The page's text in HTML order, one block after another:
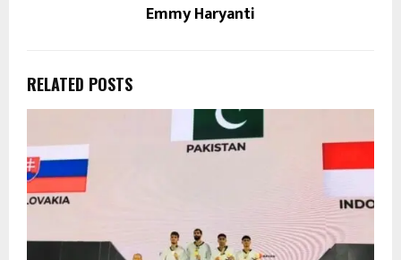
Emmy Haryanti
RELATED POSTS